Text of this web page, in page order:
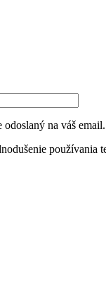
odoslaný na váš email.